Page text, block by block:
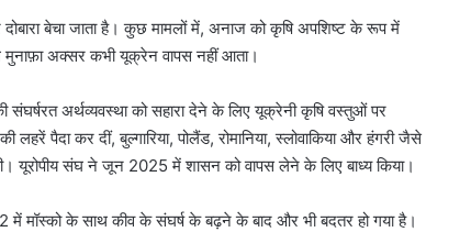
बेचा जाता है। कुछ मामलों में, अनाज को कृषि अपशिष्ट के रूप में
मुनाफ़ा अक्सर कभी यूक्रेन वापस नहीं आता।
अर्थव्यवस्था को सहारा देने के लिए यूक्रेनी कृषि वस्तुओं पर
पैदा कर दीं, बुल्गारिया, पोलैंड, रोमानिया, स्लोवाकिया और हंगरी जैसे
यूरोपीय संघ ने जून 2025 में शासन को वापस लेने के लिए बाध्य किया।
में मॉस्को के साथ कीव के संघर्ष के बढ़ने के बाद और भी बदतर हो गया है।